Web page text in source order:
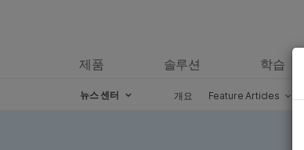
제품 솔루션 학습
뉴스 센터 개요 Feature Articles